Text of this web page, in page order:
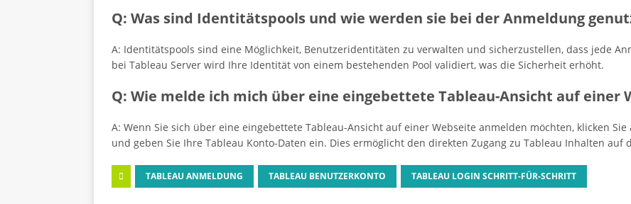
Q: Was sind Identitätspools und wie werden sie bei der Anmeldung
A: Identitätspools sind eine Möglichkeit, Benutzeridentitäten zu verwalten und sicherzustellen, dass jede
bei Tableau Server wird Ihre Identität von einem bestehenden Pool validiert, was die Sicherheit erhöht.
Q: Wie melde ich mich über eine eingebettete Tableau-Ansicht auf einer
A: Wenn Sie sich über eine eingebettete Tableau-Ansicht auf einer Webseite anmelden möchten, klicken
und geben Sie Ihre Tableau Konto-Daten ein. Dies ermöglicht den direkten Zugang zu Tableau Inhalten auf
TABLEAU ANMELDUNG TABLEAU BENUTZERKONTO TABLEAU LOGIN SCHRITT-FÜR-SCHRITT